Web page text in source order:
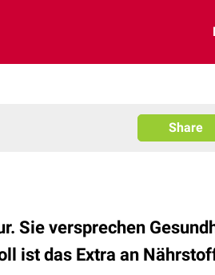
Share
Sie versprechen
ist das Extra an